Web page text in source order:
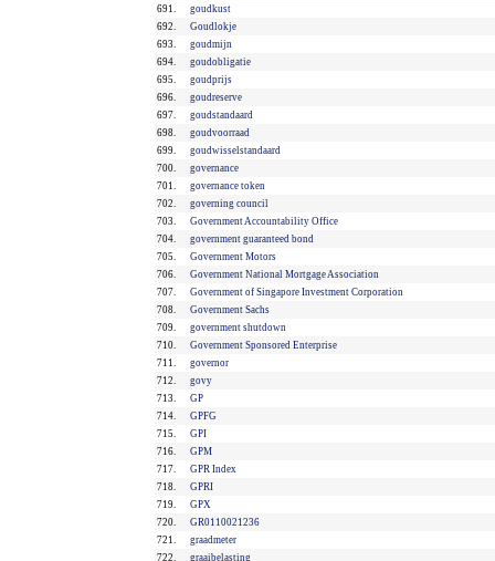
691.
goudkust
692.
Goudlokje
693.
goudmijn
694.
goudobligatie
695.
goudprijs
696.
goudreserve
697.
goudstandaard
698.
goudvoorraad
699.
goudwisselstandaard
700.
governance
701.
governance token
702.
governing council
703.
Government Accountability Office
704.
government guaranteed bond
705.
Government Motors
706.
Government National Mortgage Association
707.
Government of Singapore Investment Corporation
708.
Government Sachs
709.
government shutdown
710.
Government Sponsored Enterprise
711.
governor
712.
govy
713.
GP
714.
GPFG
715.
GPI
716.
GPM
717.
GPR Index
718.
GPRI
719.
GPX
720.
GR0110021236
721.
graadmeter
722.
graaibelasting